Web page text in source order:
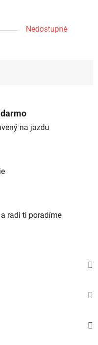
Nedostupné
na jazdu
radi ti poradíme